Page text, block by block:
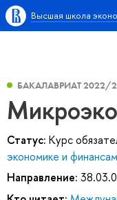
Высшая школа
БАКАЛАВРИАТ 2022/
Статус: Курс
экономике и финансам
Направление: